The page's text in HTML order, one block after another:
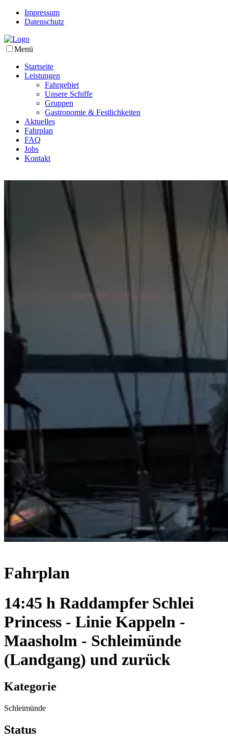
Impressum
Datenschutz
Menü
Startseite
Leistungen
Fahrgebiet
Unsere Schiffe
Gruppen
Gastronomie & Festlichkeiten
Aktuelles
Fahrplan
FAQ
Jobs
Kontakt
Fahrplan
14:45 h Raddampfer Schlei
Princess - Linie Kappeln -
Maasholm - Schleimünde
(Landgang) und zurück
Kategorie
Schleimünde
Status